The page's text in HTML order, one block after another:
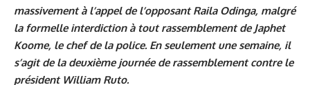
massivement à l’appel de l’opposant Raila Odinga, malgré
la formelle interdiction à tout rassemblement de Japhet
Koome, le chef de la police. En seulement une semaine, il
s’agit de la deuxième journée de rassemblement contre le
président William Ruto.